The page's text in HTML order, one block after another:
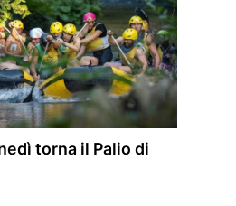
torna il Palio di